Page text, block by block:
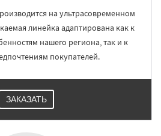
на ультрасовременном
линейка адаптирована как к
нашего региона, так и к
покупателей.
ЗАКАЗАТЬ